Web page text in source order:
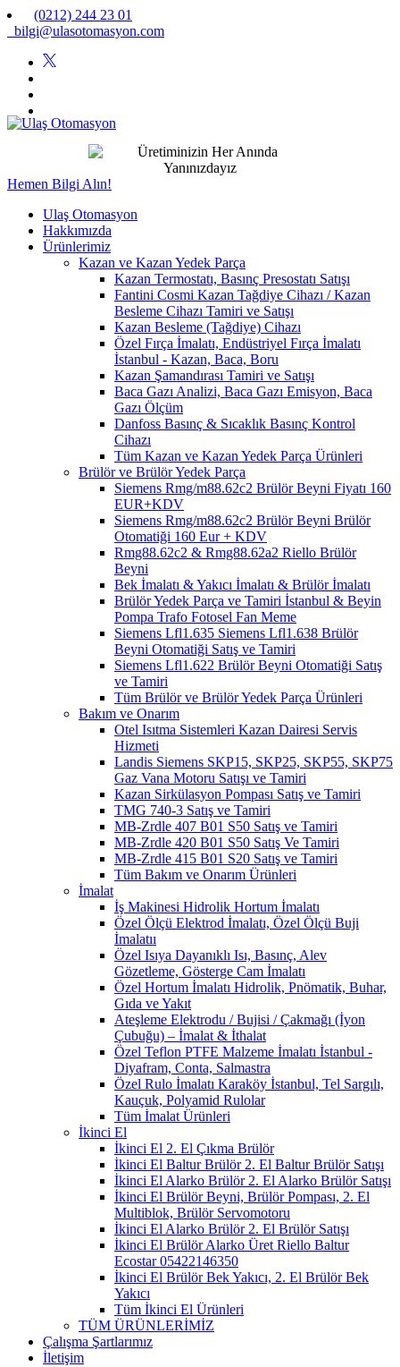
(0212) 244 23 01
bilgi@ulasotomasyon.com
Hemen Bilgi Alın!
Ulaş Otomasyon
Hakkımızda
Ürünlerimiz
Kazan ve Kazan Yedek Parça
Kazan Termostatı, Basınç Presostatı Satışı
Fantini Cosmi Kazan Tağdiye Cihazı / Kazan
Besleme Cihazı Tamiri ve Satışı
Kazan Besleme (Tağdiye) Cihazı
Özel Fırça İmalatı, Endüstriyel Fırça İmalatı
İstanbul - Kazan, Baca, Boru
Kazan Şamandırası Tamiri ve Satışı
Baca Gazı Analizi, Baca Gazı Emisyon, Baca
Gazı Ölçüm
Danfoss Basınç & Sıcaklık Basınç Kontrol
Cihazı
Tüm Kazan ve Kazan Yedek Parça Ürünleri
Brülör ve Brülör Yedek Parça
Siemens Rmg/m88.62c2 Brülör Beyni Fiyatı 160
EUR+KDV
Siemens Rmg/m88.62c2 Brülör Beyni Brülör
Otomatiği 160 Eur + KDV
Rmg88.62c2 & Rmg88.62a2 Riello Brülör
Beyni
Bek İmalatı & Yakıcı İmalatı & Brülör İmalatı
Brülör Yedek Parça ve Tamiri İstanbul & Beyin
Pompa Trafo Fotosel Fan Meme
Siemens Lfl1.635 Siemens Lfl1.638 Brülör
Beyni Otomatiği Satış ve Tamiri
Siemens Lfl1.622 Brülör Beyni Otomatiği Satış
ve Tamiri
Tüm Brülör ve Brülör Yedek Parça Ürünleri
Bakım ve Onarım
Otel Isıtma Sistemleri Kazan Dairesi Servis
Hizmeti
Landis Siemens SKP15, SKP25, SKP55, SKP75
Gaz Vana Motoru Satışı ve Tamiri
Kazan Sirkülasyon Pompası Satış ve Tamiri
TMG 740-3 Satış ve Tamiri
MB-Zrdle 407 B01 S50 Satış ve Tamiri
MB-Zrdle 420 B01 S50 Satış Ve Tamiri
MB-Zrdle 415 B01 S20 Satış ve Tamiri
Tüm Bakım ve Onarım Ürünleri
İmalat
İş Makinesi Hidrolik Hortum İmalatı
Özel Ölçü Elektrod İmalatı, Özel Ölçü Buji
İmalatıı
Özel Isıya Dayanıklı Isı, Basınç, Alev
Gözetleme, Gösterge Cam İmalatı
Özel Hortum İmalatı Hidrolik, Pnömatik, Buhar,
Gıda ve Yakıt
Ateşleme Elektrodu / Bujisi / Çakmağı (İyon
Çubuğu) – İmalat & İthalat
Özel Teflon PTFE Malzeme İmalatı İstanbul -
Diyafram, Conta, Salmastra
Özel Rulo İmalatı Karaköy İstanbul, Tel Sargılı,
Kauçuk, Polyamid Rulolar
Tüm İmalat Ürünleri
İkinci El
İkinci El 2. El Çıkma Brülör
İkinci El Baltur Brülör 2. El Baltur Brülör Satışı
İkinci El Alarko Brülör 2. El Alarko Brülör Satışı
İkinci El Brülör Beyni, Brülör Pompası, 2. El
Multiblok, Brülör Servomotoru
İkinci El Alarko Brülör 2. El Brülör Satışı
İkinci El Brülör Alarko Üret Riello Baltur
Ecostar 05422146350
İkinci El Brülör Bek Yakıcı, 2. El Brülör Bek
Yakıcı
Tüm İkinci El Ürünleri
TÜM ÜRÜNLERİMİZ
Çalışma Şartlarımız
İletişim